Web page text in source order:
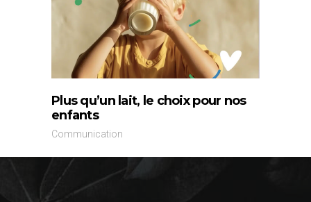
Plus qu’un lait, le choix pour nos
enfants
Communication